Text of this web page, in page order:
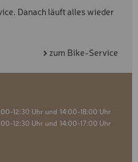
Danach läuft alles wieder
zum Bike-Service
12:30 Uhr und 14:00-18:00 Uhr
12:30 Uhr und 14:00-17:00 Uhr